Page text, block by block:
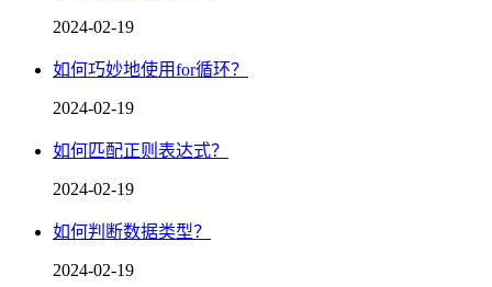
2024-02-19
如何巧妙地使用for循环？
2024-02-19
如何匹配正则表达式？
2024-02-19
如何判断数据类型？
2024-02-19